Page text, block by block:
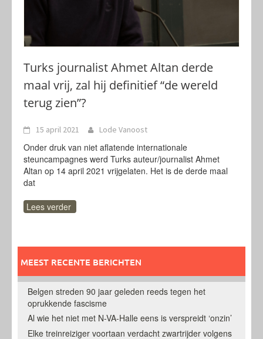
Turks journalist Ahmet Altan derde
maal vrij, zal hij definitief “de wereld
terug zien”?
15 april 2021 Lode Vanoost
Onder druk van niet aflatende internationale
steuncampagnes werd Turks auteur/journalist Ahmet
Altan op 14 april 2021 vrijgelaten. Het is de derde maal
dat
Lees verder
MEEST RECENTE BERICHTEN
Belgen streden 90 jaar geleden reeds tegen het
oprukkende fascisme
Al wie het niet met N-VA-Halle eens is verspreidt ‘onzin’
Elke treinreiziger voortaan verdacht zwartrijder volgens